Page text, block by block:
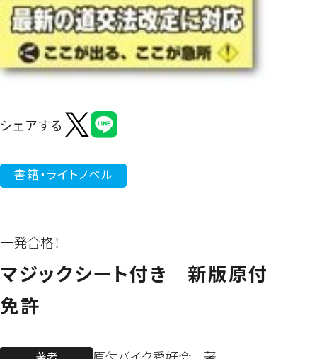
アルバイト採用
よくあるご質問
シェアする
書籍・ライトノベル
一発合格！
マジックシート付き 新版原付
免許